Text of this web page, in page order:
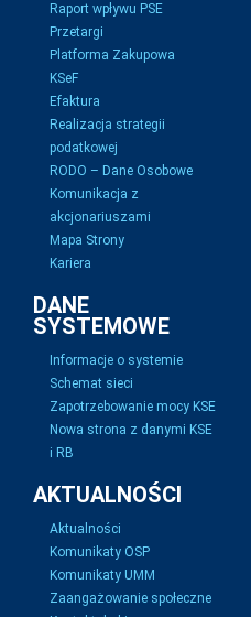
Raport wpływu PSE
Przetargi
Platforma Zakupowa
KSeF
Efaktura
Realizacja strategii
podatkowej
RODO – Dane Osobowe
Komunikacja z
akcjonariuszami
Mapa Strony
Kariera
DANE
SYSTEMOWE
Informacje o systemie
Schemat sieci
Zapotrzebowanie mocy KSE
Nowa strona z danymi KSE
i RB
AKTUALNOŚCI
Aktualności
Komunikaty OSP
Komunikaty UMM
Zaangażowanie społeczne